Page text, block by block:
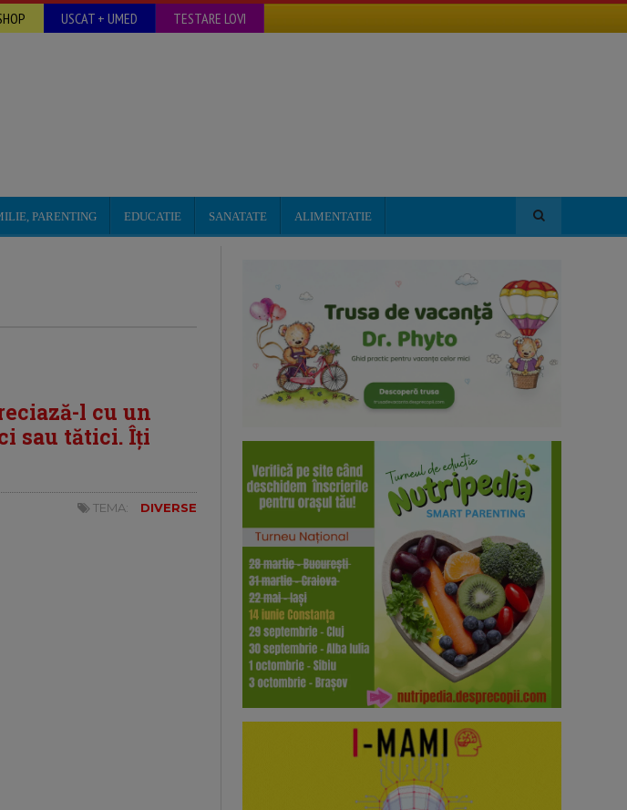
USCAT + UMED TESTARE LOVI
PARENTING EDUCATIE SANATATE ALIMENTATIE
l cu un
sau tătici. Îți
TEMA: DIVERSE